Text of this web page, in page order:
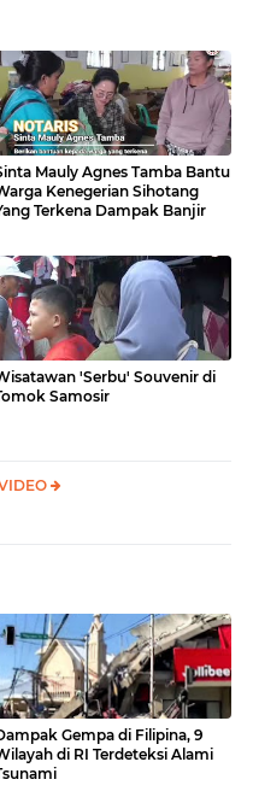
Mauly Agnes Tamba Bantu
Kenegerian Sihotang
Terkena Dampak Banjir
'Serbu' Souvenir di
Samosir
Gempa di Filipina, 9
di RI Terdeteksi Alami